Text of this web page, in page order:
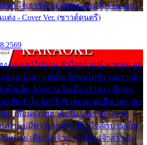
เขา ใจเฮาซิด้าน มันทรมาน จับจาน เอย…
ต่ง - Cover Ver. (ซาวด์ดนตรี)
ง แย่งเอาไปก่อน หัวใจอาวรณ์ มาซ่อน อยู่
นอกเจ้าสาว ส่งยิ้ม ให้คนไปทั่ว แต่เรา เฝ้า
เป็นเด็ก ล้างจาน ในเมื่อ เจ้าสาว คือคน
าศัย จำใจ ต้องไปช่วยงาน พอถึงเวลา เขา
ญ เพื่อนฝูง เฮฮาดังลั่น แต่เราล้างจาน
นพ่าย บ่มีความหมาย เคียงใจเจ้าบ่าว เป็น
หมาย เคียงใจเจ้าบ่าว เพื่อนเจ้าสาว ยัง